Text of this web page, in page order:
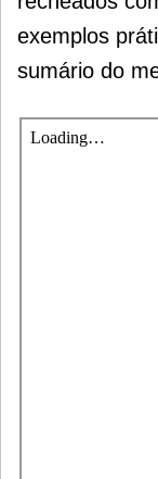
exemplos
sumário do